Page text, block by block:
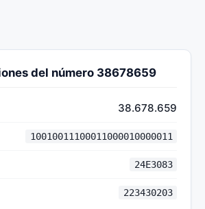
del número 38678659
38.678.659
10010011100011000010000011
24E3083
223430203